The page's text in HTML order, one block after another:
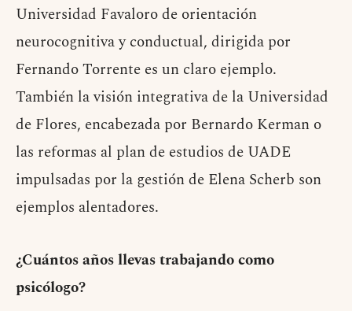
Universidad Favaloro de orientación
neurocognitiva y conductual, dirigida por
Fernando Torrente es un claro ejemplo.
También la visión integrativa de la Universidad
de Flores, encabezada por Bernardo Kerman o
las reformas al plan de estudios de UADE
impulsadas por la gestión de Elena Scherb son
ejemplos alentadores.
¿Cuántos años llevas trabajando como
psicólogo?